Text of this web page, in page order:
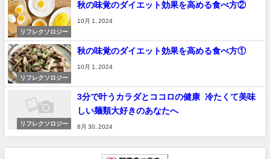
リフレクソロジー
秋の味覚のダイエット効果を高める食べ方②
10月 1, 2024
リフレクソロジー
秋の味覚のダイエット効果を高める食べ方①
10月 1, 2024
リフレクソロジー
3分で叶うカラダとココロの健康 冷たくて美味
しい麺類大好きのあなたへ
8月 30, 2024